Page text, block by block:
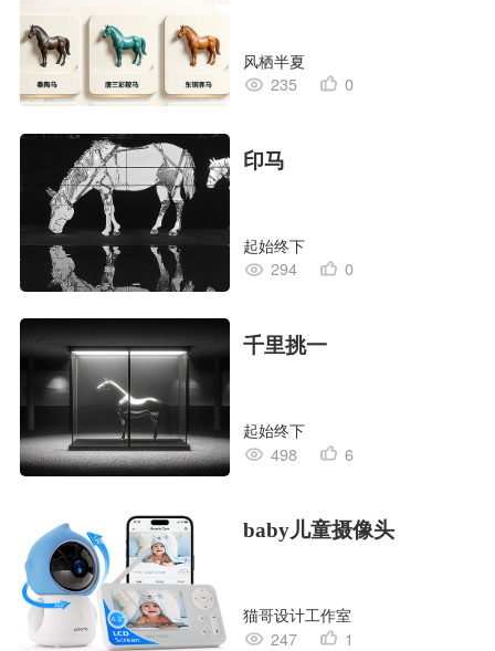
风栖半夏
235
0
印马
起始终下
294
0
千里挑一
起始终下
498
6
baby儿童摄像头
猫哥设计工作室
247
1